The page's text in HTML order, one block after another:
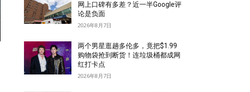
网上口碑有多差？近一半Google评
论是负面
2026年8月7日
两个男星逛趟多伦多，竟把$1.99
购物袋抢到断货！连垃圾桶都成网
红打卡点
2026年8月7日